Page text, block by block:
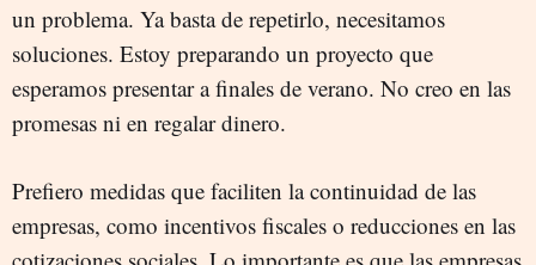
un problema. Ya basta de repetirlo, necesitamos
soluciones. Estoy preparando un proyecto que
esperamos presentar a finales de verano. No creo en las
promesas ni en regalar dinero.
Prefiero medidas que faciliten la continuidad de las
empresas, como incentivos fiscales o reducciones en las